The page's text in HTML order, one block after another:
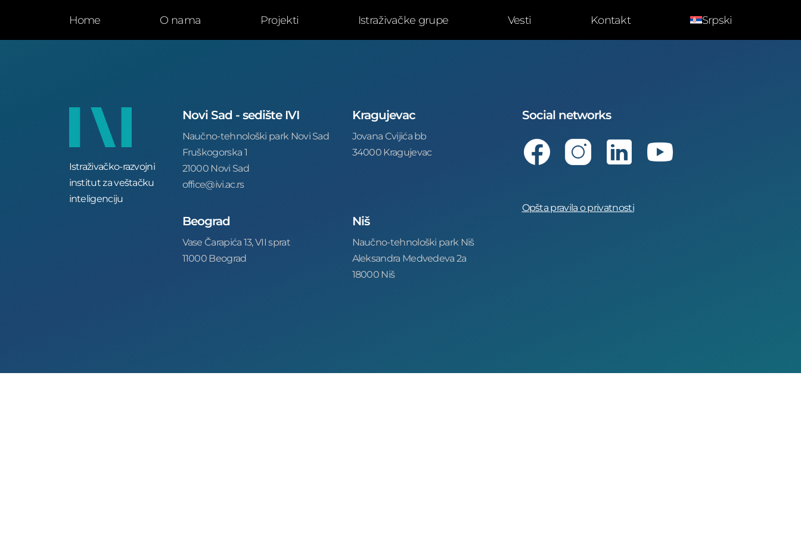
Home O nama Projekti Istraživačke grupe Vesti Kontakt Srpski
Istraživačko-razvojni
institut za veštačku
inteligenciju
Novi Sad - sedište IVI
Naučno-tehnološki park Novi Sad
Fruškogorska 1
21000 Novi Sad
office@ivi.ac.rs
Kragujevac
Jovana Cvijića bb
34000 Kragujevac
Beograd
Vase Čarapića 13, VII sprat
11000 Beograd
Niš
Naučno-tehnološki park Niš
Aleksandra Medvedeva 2a
18000 Niš
Social networks
Facebook Instagram LinkedIn
Opšta pravila o privatnosti